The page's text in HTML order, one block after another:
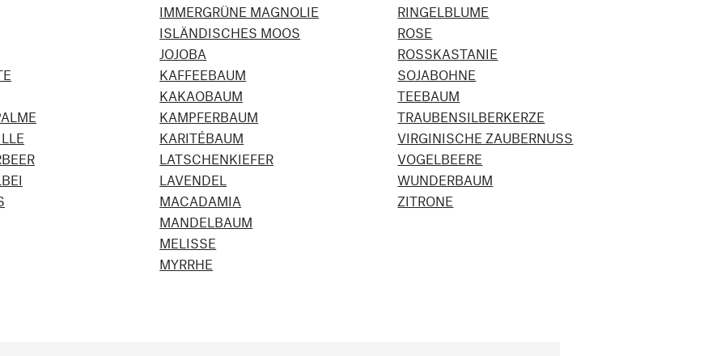
IMMERGRÜNE MAGNOLIE
ISLÄNDISCHES MOOS
JOJOBA
KAFFEEBAUM
KAKAOBAUM
KAMPFERBAUM
KARITÉBAUM
LATSCHENKIEFER
LAVENDEL
MACADAMIA
MANDELBAUM
MELISSE
MYRRHE
RINGELBLUME
ROSE
ROSSKASTANIE
SOJABOHNE
TEEBAUM
TRAUBENSILBERKERZE
VIRGINISCHE ZAUBERNUSS
VOGELBEERE
WUNDERBAUM
ZITRONE